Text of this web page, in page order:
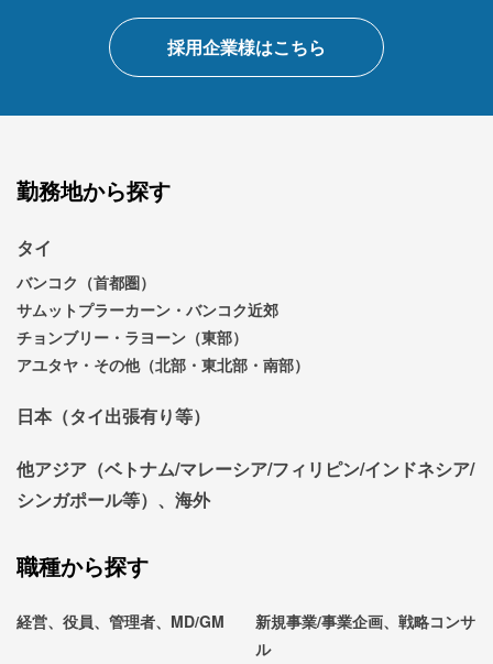
採用企業様はこちら
勤務地から探す
タイ
バンコク（首都圏）
サムットプラーカーン・バンコク近郊
チョンブリー・ラヨーン（東部）
アユタヤ・その他（北部・東北部・南部）
日本（タイ出張有り等）
他アジア（ベトナム/マレーシア/フィリピン/インドネシア/
シンガポール等）、海外
職種から探す
経営、役員、管理者、MD/GM
新規事業/事業企画、戦略コンサ
ル